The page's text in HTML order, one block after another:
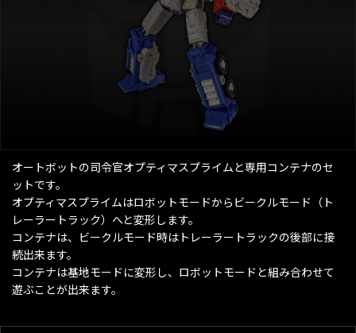
オートボットの司令官オプティマスプライムと専用コンテナのセ
ットです。
オプティマスプライムはロボットモードからビークルモード（ト
レーラートラック）へと変形します。
コンテナは、ビークルモード時はトレーラートラックの後部に接
続出来ます。
コンテナは基地モードに変形し、ロボットモードと組み合わせて
遊ぶことが出来ます。